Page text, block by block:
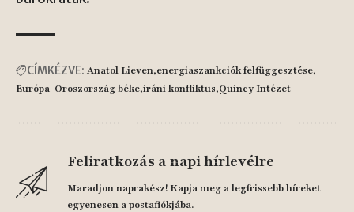
CÍMKÉZVE: Anatol Lieven energiaszankciók felfüggesztése
Európa-Oroszország béke iráni konfliktus Quincy Intézet
Feliratkozás a napi hírlevélre
Maradjon naprakész! Kapja meg a legfrissebb híreket
egyenesen a postafiókjába.